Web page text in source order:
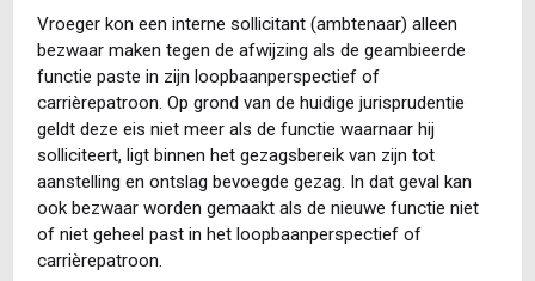
Vroeger kon een interne sollicitant (ambtenaar) alleen
bezwaar maken tegen de afwijzing als de geambieerde
functie paste in zijn loopbaanperspectief of
carrièrepatroon. Op grond van de huidige jurisprudentie
geldt deze eis niet meer als de functie waarnaar hij
solliciteert, ligt binnen het gezagsbereik van zijn tot
aanstelling en ontslag bevoegde gezag. In dat geval kan
ook bezwaar worden gemaakt als de nieuwe functie niet
of niet geheel past in het loopbaanperspectief of
carrièrepatroon.